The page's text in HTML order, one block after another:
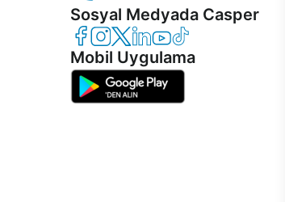
Sosyal Medyada Casper
Casper Facebook
Casper Instagram
Casper Twitter
Casper LinkedIn
Casper YouTube
Casper TikTok
Mobil Uygulama